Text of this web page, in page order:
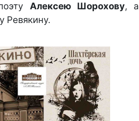
Алексею Шорохову, а
Ревякину.